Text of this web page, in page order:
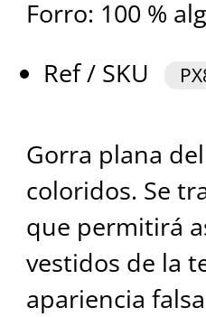
Forro: 100 %
Ref / SKU
Gorra plana
coloridos. Se
que permitirá
vestidos de la
apariencia